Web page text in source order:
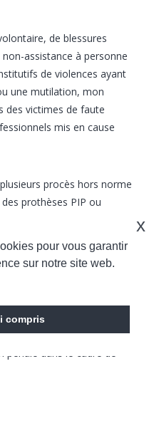
de blessures
assistance à personne
de violences ayant
une mutilation, mon
des victimes de faute
mis en cause
procès hors norme
prothèses PIP ou
peut vous assister
constitutive d’une
pénale dans le cadre de
pour vous garantir
sur notre site web.
compris
x